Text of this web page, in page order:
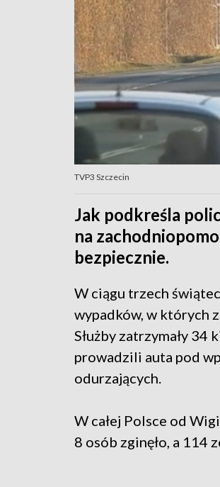
TVP3 Szczecin
Jak podkreśla
na
bezpiecznie.
W ciągu trzech
wypadków, w których
Służby zatrzymały 34
prowadzili auta pod
odurzających.
W całej Polsce od
8 osób zginęło, a 114